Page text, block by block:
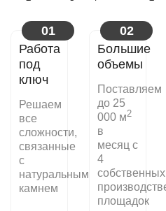
01
Работа
под
ключ
Решаем
все
сложности,
связанные
с
натуральным
камнем
02
Большие
объемы
Поставляем
до 25
000 м2
в
месяц с
4
собственных
площадок